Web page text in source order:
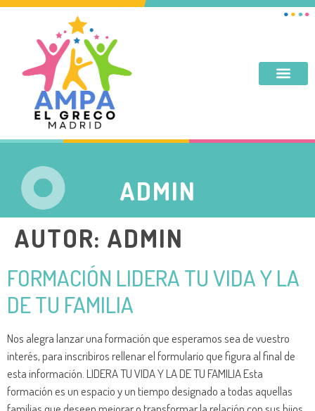
ADMIN
AUTOR: ADMIN
FORMACIÓN LIDERA TU VIDA Y LA
DE TU FAMILIA
Nos alegra lanzar una formación que esperamos sea de vuestro
interés, para inscribiros rellenar el formulario que figura al final de
esta información. LIDERA TU VIDA Y LA DE TU FAMILIA Esta
formación es un espacio y un tiempo designado a todas aquellas